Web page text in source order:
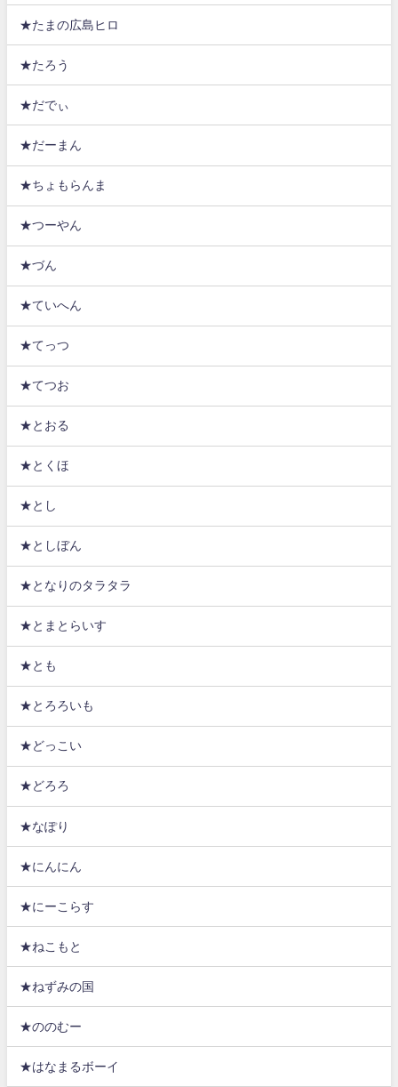
★たまの広島ヒロ
★たろう
★だでぃ
★だーまん
★ちょもらんま
★つーやん
★づん
★ていへん
★てっつ
★てつお
★とおる
★とくほ
★とし
★としぼん
★となりのタラタラ
★とまとらいす
★とも
★とろろいも
★どっこい
★どろろ
★なぽり
★にんにん
★にーこらす
★ねこもと
★ねずみの国
★ののむー
★はなまるボーイ